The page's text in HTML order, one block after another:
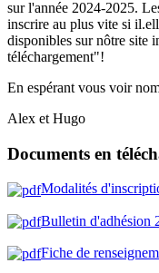
sur l'année 2024-2025.
inscrire au plus vite si
disponibles sur nôtre site
téléchargement"!
En espérant vous voir
Alex et Hugo
Documents en
Modalités
Bulletin d'adhésion
Fiche de